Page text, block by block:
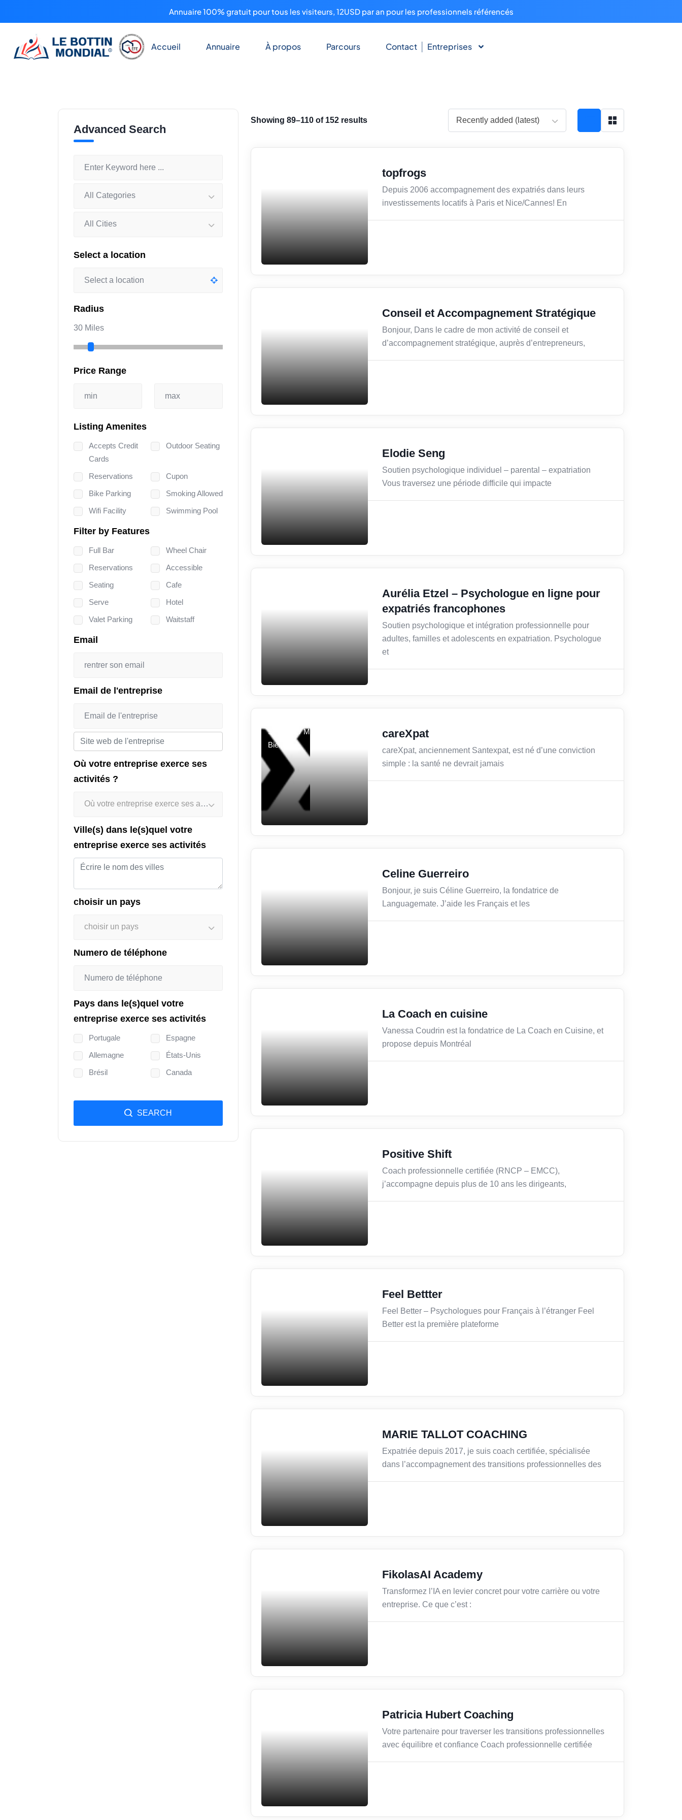
Annuaire 100% gratuit pour tous les visiteurs, 12USD par an pour les professionnels référencés
Accueil Annuaire À propos Parcours Contact Entreprises
Showing 89–110 of 152 results Recently added (latest)
topfrogs
Depuis 2006 accompagnement des expatriés dans leurs
investissements locatifs à Paris et Nice/Cannes! En
Conseil et Accompagnement Stratégique
Bonjour, Dans le cadre de mon activité de conseil et
d’accompagnement stratégique, auprès d’entrepreneurs,
Elodie Seng
Soutien psychologique individuel – parental – expatriation
Vous traversez une période difficile qui impacte
Aurélia Etzel – Psychologue en ligne pour
expatriés francophones
Soutien psychologique et intégration professionnelle pour
adultes, familles et adolescents en expatriation. Psychologue
et
Services / Mode de vie /
Bien-être
careXpat
careXpat, anciennement Santexpat, est né d’une conviction
simple : la santé ne devrait jamais
Celine Guerreiro
Bonjour, je suis Céline Guerreiro, la fondatrice de
Languagemate. J’aide les Français et les
La Coach en cuisine
Vanessa Coudrin est la fondatrice de La Coach en Cuisine, et
propose depuis Montréal
Positive Shift
Coach professionnelle certifiée (RNCP – EMCC),
j’accompagne depuis plus de 10 ans les dirigeants,
Feel Bettter
Feel Better – Psychologues pour Français à l’étranger Feel
Better est la première plateforme
MARIE TALLOT COACHING
Expatriée depuis 2017, je suis coach certifiée, spécialisée
dans l’accompagnement des transitions professionnelles des
FikolasAI Academy
Transformez l’IA en levier concret pour votre carrière ou votre
entreprise. Ce que c’est :
Patricia Hubert Coaching
Votre partenaire pour traverser les transitions professionnelles
avec équilibre et confiance Coach professionnelle certifiée
Advanced Search
All Categories
All Cities
Select a location
Radius
30 Miles
Price Range
Listing Amenites
Accepts Credit
Cards
Outdoor Seating
Reservations
Cupon
Bike Parking
Smoking Allowed
Wifi Facility
Swimming Pool
Filter by Features
Full Bar
Wheel Chair
Reservations
Accessible
Seating
Cafe
Serve
Hotel
Valet Parking
Waitstaff
Email
Email de l'entreprise
Où votre entreprise exerce ses
activités ?
Où votre entreprise exerce ses activités ?
Ville(s) dans le(s)quel votre
entreprise exerce ses activités
choisir un pays
choisir un pays
Numero de téléphone
Pays dans le(s)quel votre
entreprise exerce ses activités
Portugale
Espagne
Allemagne
États-Unis
Brésil
Canada
SEARCH